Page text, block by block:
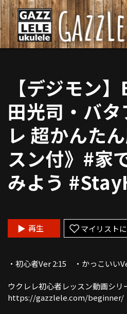
【デジモン
田光司・バ
レ 超かんた
スン付》#家
みよう
再生 マイリスト
・初心者Ver 2:15 ・かっこいい
ウクレレ初心者レッスン動画シリ
https://gazzlele.com/beginner/